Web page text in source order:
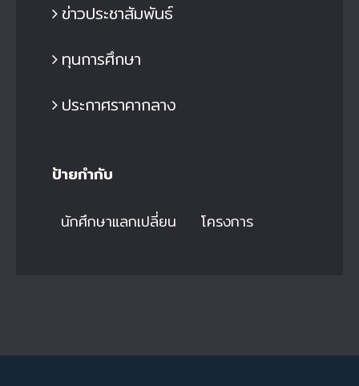
ข่าวประชาสัมพันธ์
ทุนการศึกษา
ประกาศราคากลาง
ป้ายกำกับ
นักศึกษาแลกเปลี่ยน โครงการ